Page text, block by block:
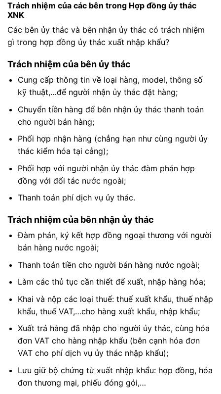
Trách nhiệm của các bên trong Hợp đồng ủy thác
XNK
Các bên ủy thác và bên nhận ủy thác có trách nhiệm
gì trong hợp đồng ủy thác xuất nhập khẩu?
Trách nhiệm của bên ủy thác
Cung cấp thông tin về loại hàng, model, thông số
kỹ thuật,…để người nhận ủy thác đặt hàng;
Chuyển tiền hàng để bên nhận ủy thác thanh toán
cho người bán hàng;
Phối hợp nhận hàng (chẳng hạn như cùng người ủy
thác kiểm hóa tại cảng);
Phối hợp với người nhận ủy thác đàm phán hợp
đồng với đối tác nước ngoài;
Thanh toán phí dịch vụ ủy thác.
Trách nhiệm của bên nhận ủy thác
Đàm phán, ký kết hợp đồng ngoại thương với người
bán hàng nước ngoài;
Thanh toán tiền cho người bán hàng nước ngoài;
Làm các thủ tục cần thiết để xuất, nhập hàng hóa;
Khai và nộp các loại thuế: thuế xuất khẩu, thuế nhập
khẩu, thuế VAT,…cho hàng xuất khẩu, nhập khẩu;
Xuất trả hàng đã nhập cho người ủy thác, cùng hóa
đơn VAT cho hàng nhập khẩu (bên cạnh hóa đơn
VAT cho phí dịch vụ ủy thác nhập khẩu);
Lưu giữ bộ chứng từ xuất nhập khẩu: hợp đồng, hóa
đơn thương mại, phiếu đóng gói,…